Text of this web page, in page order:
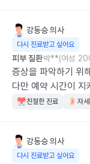
강동승의사
다시 진료받고 싶어요
피부 질환박**(여성 20
증상을 파악하기 위
다만 예약 시간이
친절한 진료 자
강동승의사
다시 진료받고 싶어요